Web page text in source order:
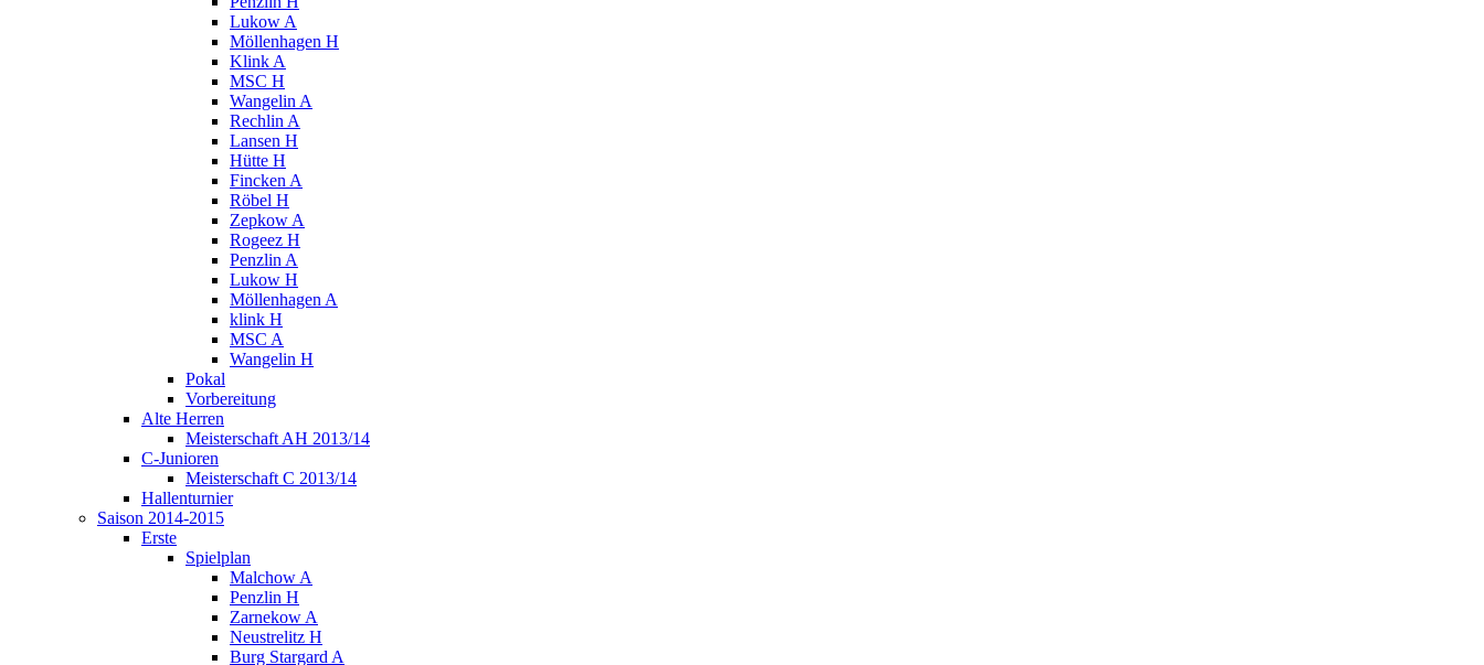
Lukow A
Möllenhagen H
Klink A
MSC H
Wangelin A
Rechlin A
Lansen H
Hütte H
Fincken A
Röbel H
Zepkow A
Rogeez H
Penzlin A
Lukow H
Möllenhagen A
klink H
MSC A
Wangelin H
Pokal
Vorbereitung
Alte Herren
Meisterschaft AH 2013/14
C-Junioren
Meisterschaft C 2013/14
Hallenturnier
Saison 2014-2015
Erste
Spielplan
Malchow A
Penzlin H
Zarnekow A
Neustrelitz H
Burg Stargard A